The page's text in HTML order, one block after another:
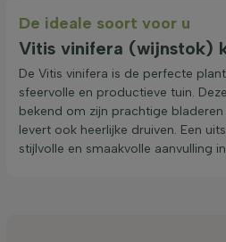
De ideale soort voor u
Vitis vinifera (wijnstok)
De Vitis vinifera is de perfecte
sfeervolle en productieve tuin.
bekend om zijn prachtige
levert ook heerlijke druiven. Een
stijlvolle en smaakvolle aanvulling